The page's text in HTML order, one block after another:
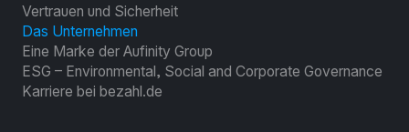
Vertrauen und Sicherheit
Das Unternehmen
Eine Marke der Aufinity Group
ESG – Environmental, Social and Corporate Governance
Karriere bei bezahl.de